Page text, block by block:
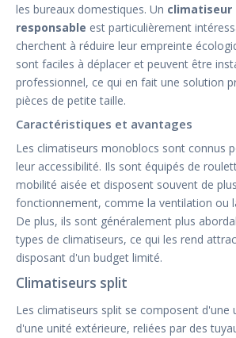
les bureaux domestiques. Un climatiseur
responsable est particulièrement
cherchent à réduire leur empreinte
sont faciles à déplacer et peuvent être
professionnel, ce qui en fait une solution
pièces de petite taille.
Caractéristiques et avantages
Les climatiseurs monoblocs sont connus
leur accessibilité. Ils sont équipés de
mobilité aisée et disposent souvent de
fonctionnement, comme la ventilation ou
De plus, ils sont généralement plus
types de climatiseurs, ce qui les rend
disposant d'un budget limité.
Climatiseurs split
Les climatiseurs split se composent d'une
d'une unité extérieure, reliées par des